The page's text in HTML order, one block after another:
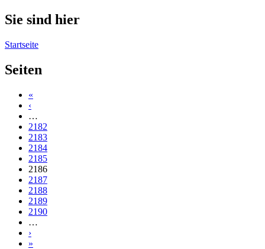
Sie sind hier
Startseite
Seiten
«
‹
…
2182
2183
2184
2185
2186
2187
2188
2189
2190
…
›
»